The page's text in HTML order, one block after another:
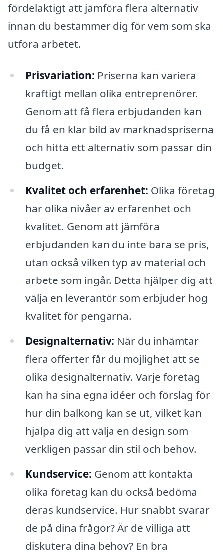
fördelaktigt att jämföra flera alternativ
innan du bestämmer dig för vem som ska
utföra arbetet.
Prisvariation: Priserna kan variera
kraftigt mellan olika entreprenörer.
Genom att få flera erbjudanden kan
du få en klar bild av marknadspriserna
och hitta ett alternativ som passar din
budget.
Kvalitet och erfarenhet: Olika företag
har olika nivåer av erfarenhet och
kvalitet. Genom att jämföra
erbjudanden kan du inte bara se pris,
utan också vilken typ av material och
arbete som ingår. Detta hjälper dig att
välja en leverantör som erbjuder hög
kvalitet för pengarna.
Designalternativ: När du inhämtar
flera offerter får du möjlighet att se
olika designalternativ. Varje företag
kan ha sina egna idéer och förslag för
hur din balkong kan se ut, vilket kan
hjälpa dig att välja en design som
verkligen passar din stil och behov.
Kundservice: Genom att kontakta
olika företag kan du också bedöma
deras kundservice. Hur snabbt svarar
de på dina frågor? Är de villiga att
diskutera dina behov? En bra